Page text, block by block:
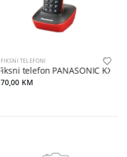
FIKSNI TELEFONI
Fiksni telefon PANASONIC KX-
70,00 KM